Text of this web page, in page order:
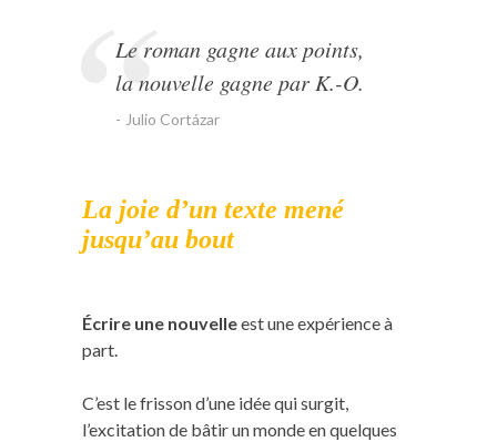
Le roman gagne aux points,
la nouvelle gagne par K.-O.
Julio Cortázar
La joie d’un texte mené
jusqu’au bout
Écrire une nouvelleest une expérience à
part.
C’est le frisson d’une idée qui surgit,
l’excitation de bâtir un monde en quelques